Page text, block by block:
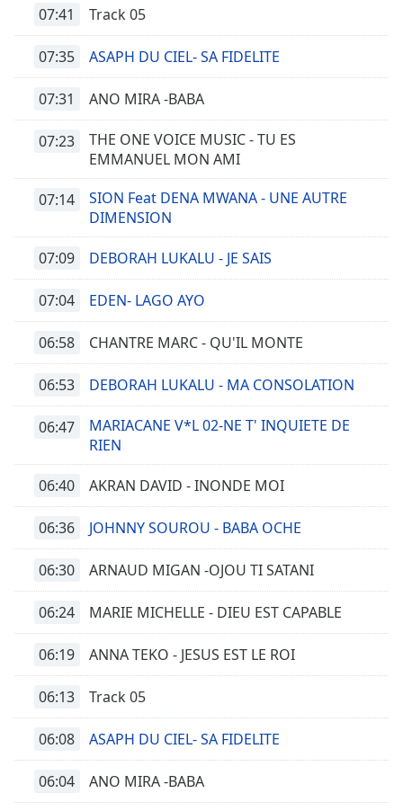
07:41 Track 05
07:35 ASAPH DU CIEL- SA FIDELITE
07:31 ANO MIRA -BABA
07:23
THE ONE VOICE MUSIC - TU ES
EMMANUEL MON AMI
07:14
SION Feat DENA MWANA - UNE AUTRE
DIMENSION
07:09 DEBORAH LUKALU - JE SAIS
07:04 EDEN- LAGO AYO
06:58 CHANTRE MARC - QU'IL MONTE
06:53 DEBORAH LUKALU - MA CONSOLATION
06:47
MARIACANE V*L 02-NE T' INQUIETE DE
RIEN
06:40 AKRAN DAVID - INONDE MOI
06:36 JOHNNY SOUROU - BABA OCHE
06:30 ARNAUD MIGAN -OJOU TI SATANI
06:24 MARIE MICHELLE - DIEU EST CAPABLE
06:19 ANNA TEKO - JESUS EST LE ROI
06:13 Track 05
06:08 ASAPH DU CIEL- SA FIDELITE
06:04 ANO MIRA -BABA